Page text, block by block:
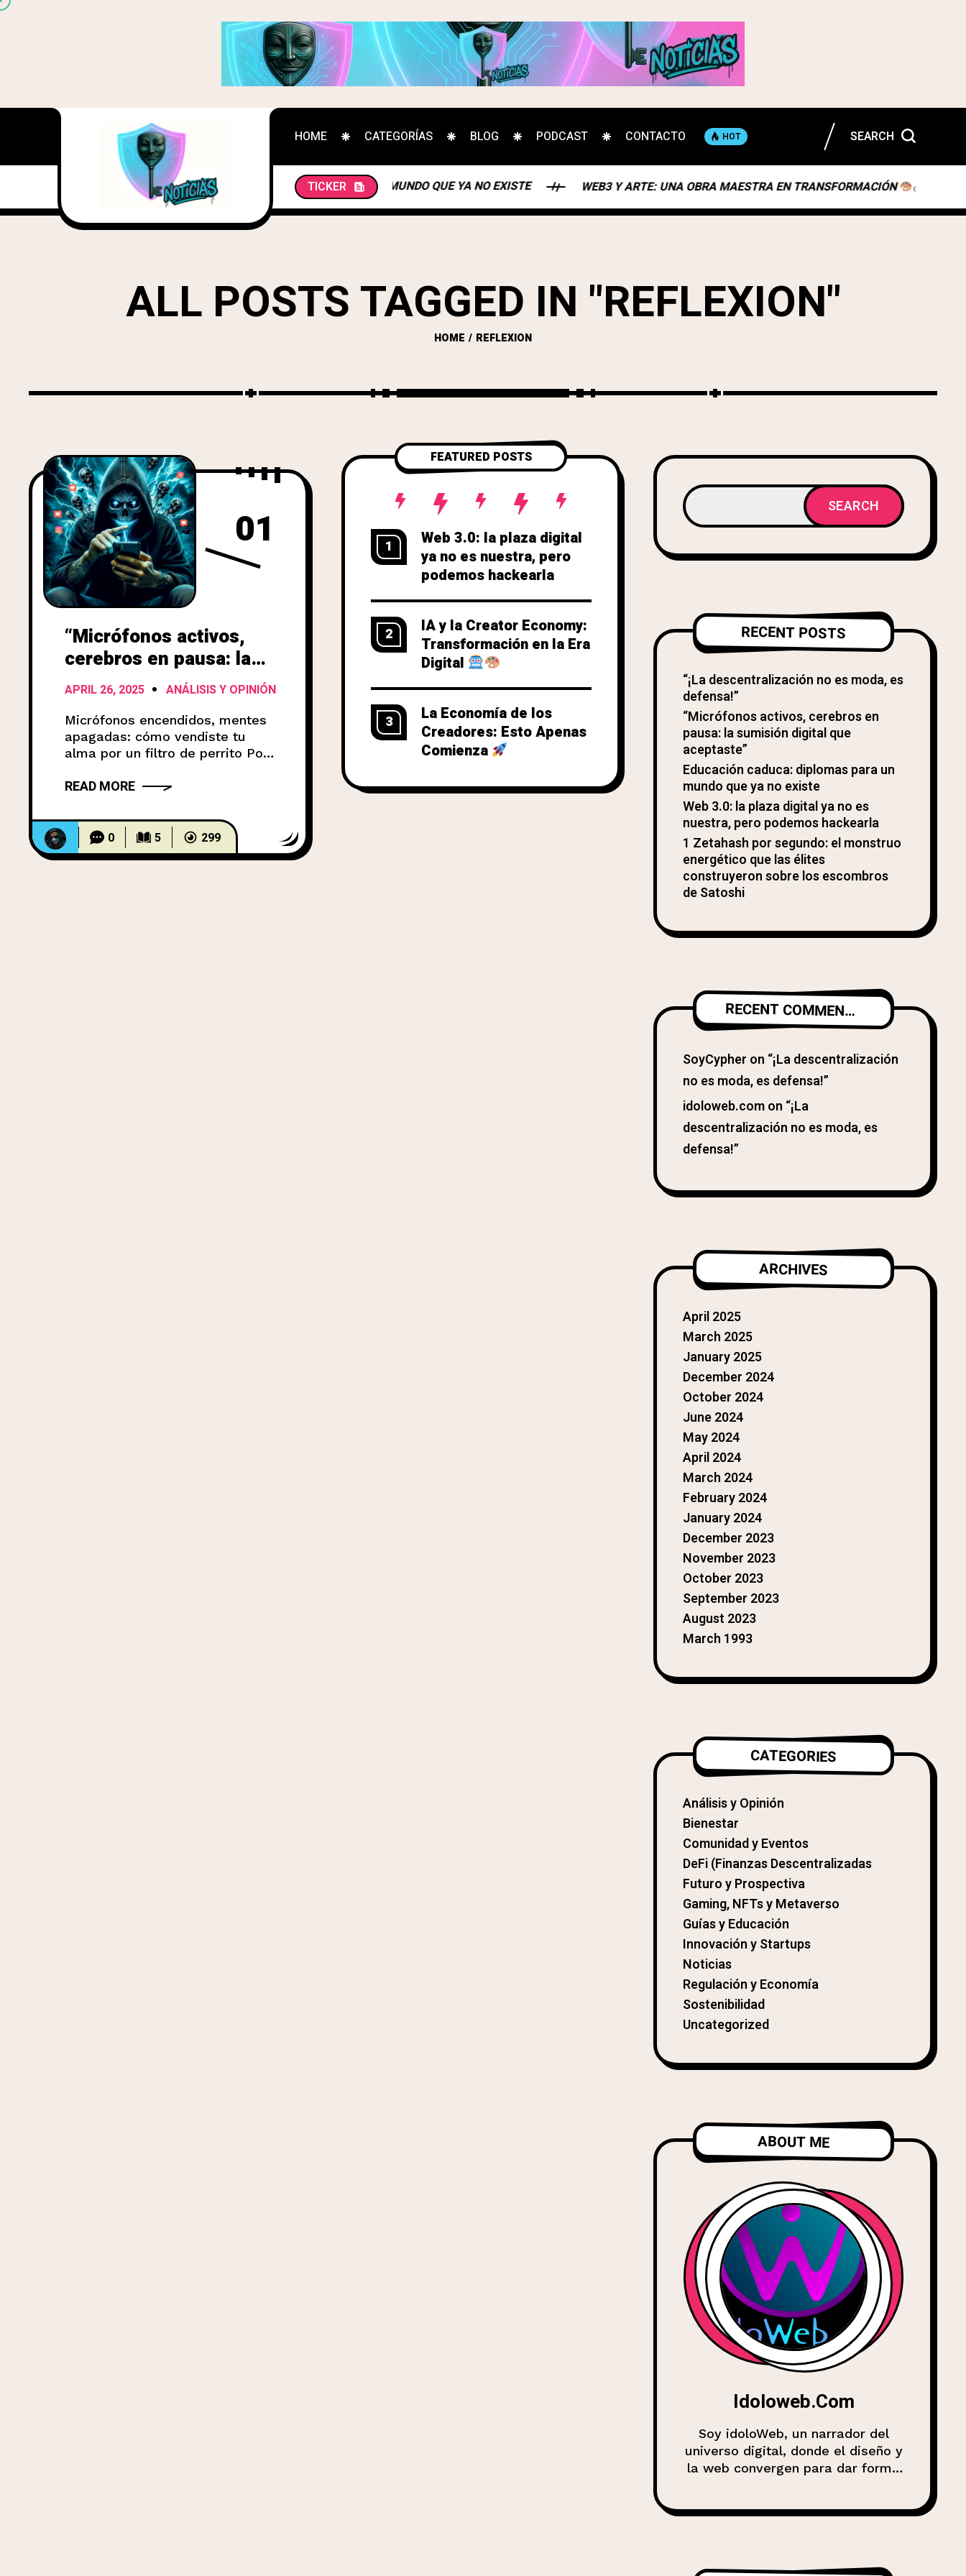
HOME CATEGORÍAS BLOG PODCAST CONTACTO HOT SEARCH
TICKER
EDUCACIÓN CADUCA: DIPLOMAS PARA UN MUNDO QUE YA NO EXISTE WEB3 Y ARTE: UNA OBRA MAESTRA EN TRANSFORMACIÓN WEB3:
ALL POSTS TAGGED IN "REFLEXION"
HOME REFLEXION
01
“Micrófonos activos,
cerebros en pausa: la
sumisión digital que
aceptaste”
APRIL 26, 2025 ANÁLISIS Y OPINIÓN
Micrófonos encendidos, mentes
apagadas: cómo vendiste tu
alma por un filtro de perrito Por
diplomacias inútiles. Mientras
tus miedos. Mientras compartís
memes en Instagram, ellos
venden tu tristeza. Mientras
READ MORE
0 5 299
FEATURED POSTS
1
Web 3.0: la plaza digital
ya no es nuestra, pero
podemos hackearla
2
IA y la Creator Economy:
Transformación en la Era
Digital
3
La Economía de los
Creadores: Esto Apenas
Comienza
SEARCH
RECENT POSTS
“¡La descentralización no es moda, es
defensa!”
“Micrófonos activos, cerebros en
pausa: la sumisión digital que
aceptaste”
Educación caduca: diplomas para un
mundo que ya no existe
Web 3.0: la plaza digital ya no es
nuestra, pero podemos hackearla
1 Zetahash por segundo: el monstruo
energético que las élites
construyeron sobre los escombros
de Satoshi
RECENT COMMENTS
SoyCypher on “¡La descentralización
no es moda, es defensa!”
idoloweb.comon “¡La
descentralización no es moda, es
defensa!”
ARCHIVES
April 2025
March 2025
January 2025
December 2024
October 2024
June 2024
May 2024
April 2024
March 2024
February 2024
January 2024
December 2023
November 2023
October 2023
September 2023
August 2023
March 1993
CATEGORIES
Análisis y Opinión
Bienestar
Comunidad y Eventos
DeFi (Finanzas Descentralizadas
Futuro y Prospectiva
Gaming, NFTs y Metaverso
Guías y Educación
Innovación y Startups
Noticias
Regulación y Economía
Sostenibilidad
Uncategorized
ABOUT ME
Idoloweb.com
Soy idoloWeb, un narrador del
universo digital, donde el diseño y
la web convergen para dar forma
compartir conocimiento, analizar
interacción y conectividad. Desde